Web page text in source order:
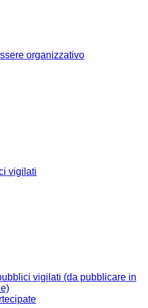
organizzativo
vigilati
vigilati (da pubblicare in